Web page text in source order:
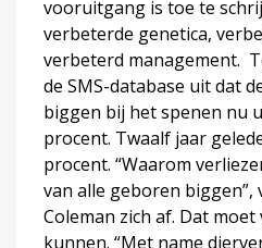
vooruitgang is toe te
verbeterde genetica,
verbeterd management.
de SMS-database uit dat
biggen bij het spenen nu
procent. Twaalf jaar
procent. “Waarom
van alle geboren biggen”,
Coleman zich af. Dat
kunnen. “Met name